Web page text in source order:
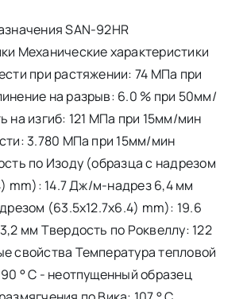
SAN-92HR
Механические характеристики
при растяжении: 74 МПа при
на разрыв: 6.0 % при 50мм/
на изгиб: 121 МПа при 15мм/мин
3.780 МПа при 15мм/мин
по Изоду (образца с надрезом
mm): 14.7 Дж/м-надрез 6,4 мм
(63.5x12.7x6.4) mm): 19.6
мм Твердость по Роквеллу: 122
свойства Температура тепловой
° С - неотпущенный образец